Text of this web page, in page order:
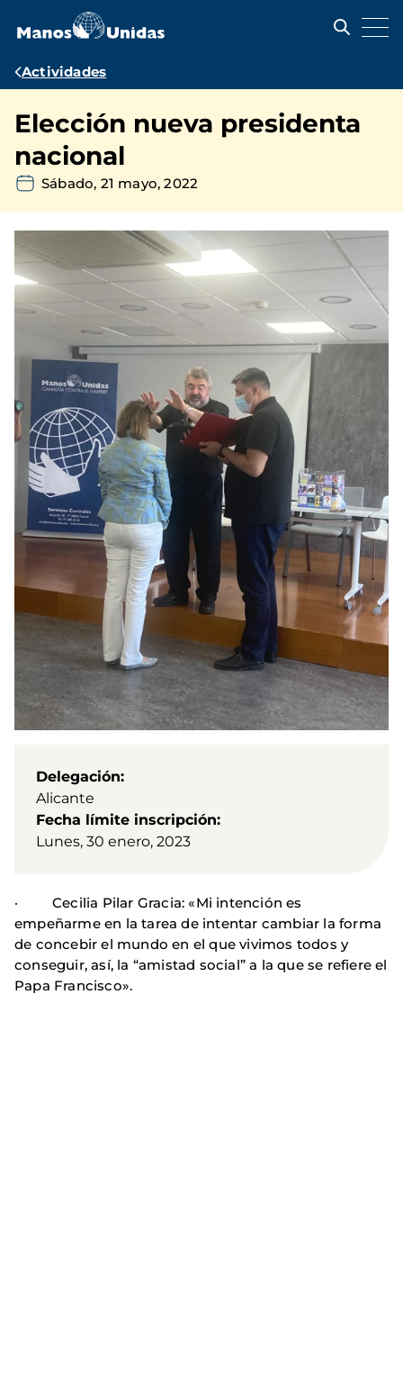
contenido
Ruta
navegación
Actividades
Elección nueva presidenta
nacional
Sábado, 21 mayo, 2022
Delegación
Alicante
Fecha límite inscripción
Lunes, 30 enero, 2023
· Cecilia Pilar Gracia: «Mi intención es
empeñarme en la tarea de intentar cambiar la forma
de concebir el mundo en el que vivimos todos y
conseguir, así, la “amistad social” a la que se refiere el
Papa Francisco».